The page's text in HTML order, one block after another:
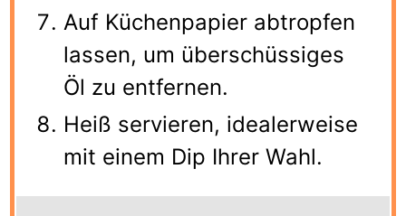
Auf Küchenpapier abtropfen
lassen, um überschüssiges
Öl zu entfernen.
Heiß servieren, idealerweise
mit einem Dip Ihrer Wahl.